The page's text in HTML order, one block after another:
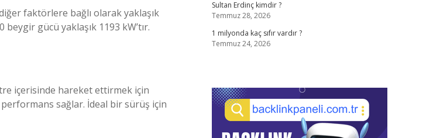
faktörlere bağlı olarak yaklaşık
gücü yaklaşık 1193 kW’tır.
içerisinde hareket ettirmek için
sağlar. İdeal bir sürüş için
Sultan Erdinç kimdir ?
Temmuz 28, 2026
1 milyonda kaç sıfır vardır ?
Temmuz 24, 2026